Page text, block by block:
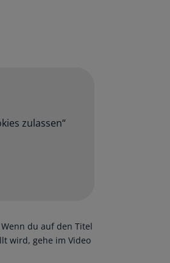
zulassen“
du auf den Titel
wird, gehe im Video